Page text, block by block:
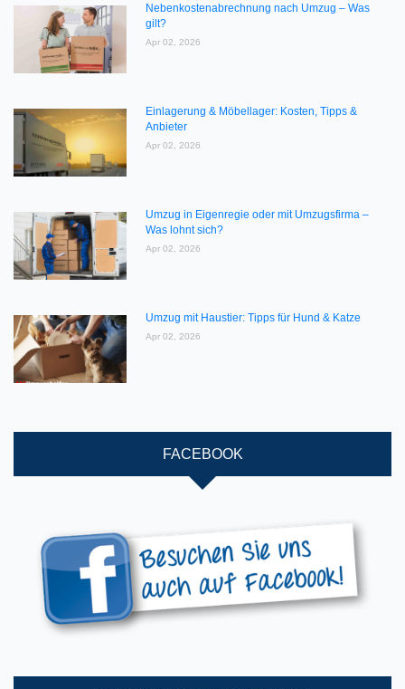
Nebenkostenabrechnung nach Umzug – Was
gilt?
Apr 02, 2026
Einlagerung & Möbellager: Kosten, Tipps &
Anbieter
Apr 02, 2026
Umzug in Eigenregie oder mit Umzugsfirma –
Was lohnt sich?
Apr 02, 2026
Umzug mit Haustier: Tipps für Hund & Katze
Apr 02, 2026
FACEBOOK